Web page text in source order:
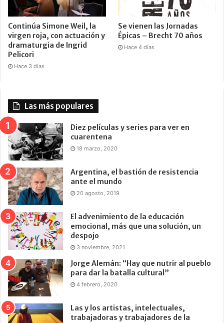
Continúa Simone Weil, la
virgen roja, con actuación y
dramaturgia de Ingrid
Pelicori
Hace 3 días
Se vienen las Jornadas
Épicas – Brecht 70 años
Hace 4 días
Las más populares
Diez películas y series para ver en
cuarentena
18 marzo, 2020
Argentina, el bastión de resistencia
ante el mundo
20 agosto, 2019
El advenimiento de la educación
emocional, más que una solución, un
despojo
3 noviembre, 2021
Jorge Alemán: “Hay que nutrir al pueblo
para dar la batalla cultural”
4 febrero, 2020
Las y los artistas, intelectuales,
trabajadoras y trabajadores de la